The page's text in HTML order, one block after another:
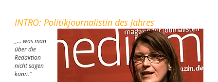
INTRO: Politikjournalistin des Jahres
„… was man
über die
Redaktion
nicht sagen
kann.“